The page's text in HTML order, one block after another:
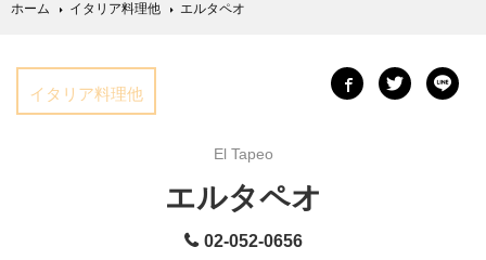
ホーム イタリア料理他 エルタペオ
イタリア料理他
El Tapeo
エルタペオ
02-052-0656